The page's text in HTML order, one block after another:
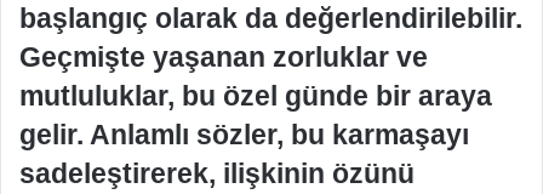
başlangıç olarak da değerlendirilebilir.
Geçmişte yaşanan zorluklar ve
mutluluklar, bu özel günde bir araya
gelir. Anlamlı sözler, bu karmaşayı
sadeleştirerek, ilişkinin özünü